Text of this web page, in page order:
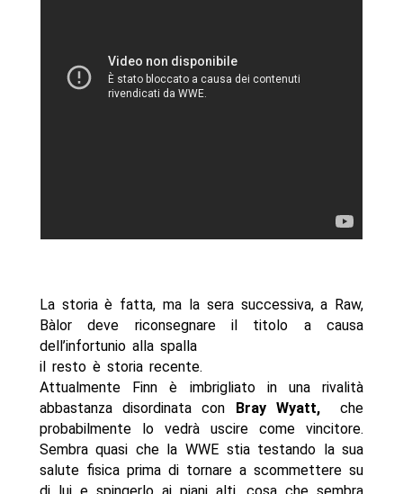
La storia è fatta, ma la sera successiva, a Raw,
Bàlor deve riconsegnare il titolo a causa
dell’infortunio alla spalla
il resto è storia recente.
Attualmente Finn è imbrigliato in una rivalità
abbastanza disordinata con
Bray Wyatt,
che
probabilmente lo vedrà uscire come vincitore.
Sembra quasi che la WWE stia testando la sua
salute fisica prima di tornare a scommettere su